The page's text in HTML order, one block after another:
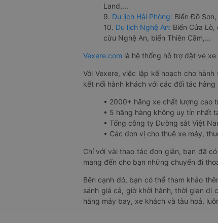
Land,...
9. Du lịch Hải Phòng: Biển Đồ
10. Du lịch Nghệ An: Biển Cửa
cừu Nghệ An, biển Thiên Cầm,...
Vexere.com là hệ thống hỗ trợ đặt vé
Với Vexere, việc lập kế hoạch cho
kết nối hành khách với các đối tác
• 2000+ hãng xe chất lượng cao
• 5 hãng hàng không uy tín nhất
• Tổng công ty Đường sắt Việt
• Các đơn vị cho thuê xe máy,
Chỉ với vài thao tác đơn giản, bạn đã
mang đến cho bạn những chuyến đi
Bên cạnh đó, bạn có thể tham khảo
sánh giá cả, giờ khởi hành, thời gian
hãng máy bay, xe khách và tàu hoả,